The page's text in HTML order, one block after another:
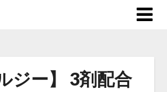
ジー】 3剤配合